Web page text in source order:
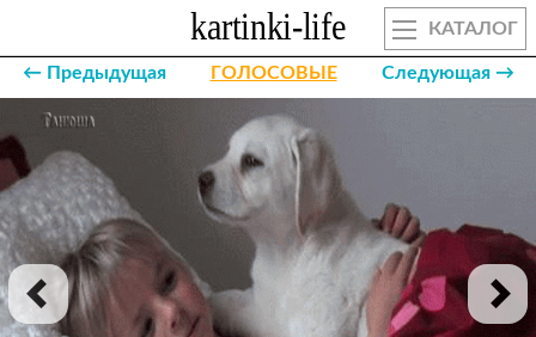
КАТАЛОГ
← Предыдущая ГОЛОСОВЫЕ Следующая →